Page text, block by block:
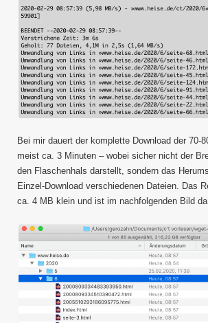
Bei mir dauert der komplette Download der 70-
meist ca. 3 Minuten – wobei sicher nicht der
den Flaschenhals darstellt, sondern das
Einzel-Download verschiedenen Dateien. Das
ca. 4 MB klein und ist im nachfolgenden Bild